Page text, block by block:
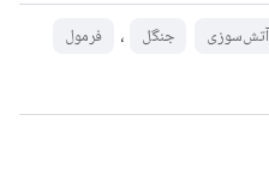
آتش‌سوزی جنگل ، فرمول